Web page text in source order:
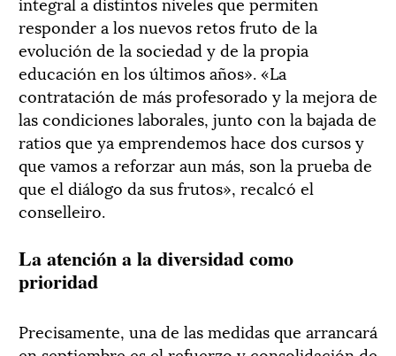
responder a los nuevos retos fruto de la
evolución de la sociedad y de la propia
educación en los últimos años». «La
contratación de más profesorado y la mejora de
las condiciones laborales, junto con la bajada de
ratios que ya emprendemos hace dos cursos y
que vamos a reforzar aun más, son la prueba de
que el diálogo da sus frutos», recalcó el
conselleiro.
La atención a la diversidad como
prioridad
Precisamente, una de las medidas que arrancará